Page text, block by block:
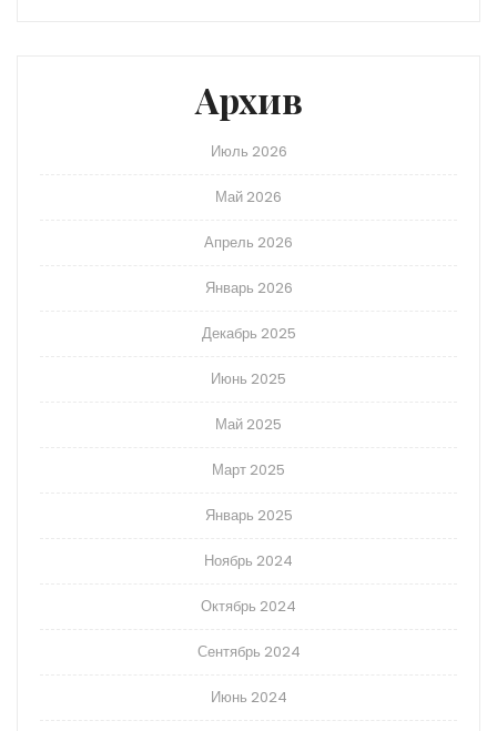
Архив
Июль 2026
Май 2026
Апрель 2026
Январь 2026
Декабрь 2025
Июнь 2025
Май 2025
Март 2025
Январь 2025
Ноябрь 2024
Октябрь 2024
Сентябрь 2024
Июнь 2024